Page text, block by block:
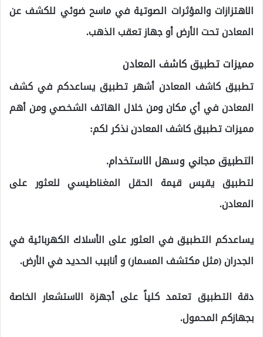
الاهتزازات والمؤثرات الصوتية في ماسح ضوئي للكشف عن
المعادن تحت الأرض أو جهاز تعقب الذهب.
مميزات تطبيق كاشف المعادن
تطبيق كاشف المعادن أشهر تطبيق يساعدكم في كشف
المعادن في أي مكان ومن خلال الهاتف الشخصي ومن أهم
مميزات تطبيق كاشف المعادن نذكر لكم:
التطبيق مجاني وسهل الاستخدام.
لتطبيق يقيس قيمة الحقل المغناطيسي للعثور على
المعادن.
يساعدكم التطبيق في العثور على الأسلاك الكهربائية في
الجدران (مثل مكتشف المسمار) و أنابيب الحديد في الأرض.
دقة التطبيق تعتمد كلياً على أجهزة الاستشعار الخاصة
بجهازكم المحمول.